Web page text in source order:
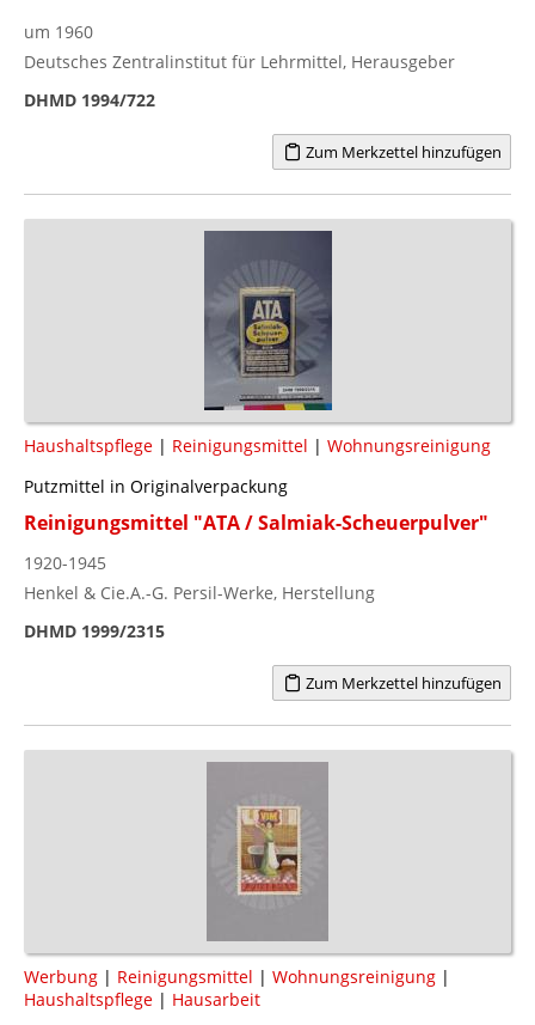
um 1960
Deutsches Zentralinstitut für Lehrmittel, Herausgeber
DHMD 1994/722
Zum Merkzettel hinzufügen
Haushaltspflege | Reinigungsmittel | Wohnungsreinigung
Putzmittel in Originalverpackung
Reinigungsmittel "ATA / Salmiak-Scheuerpulver"
1920-1945
Henkel & Cie.A.-G. Persil-Werke, Herstellung
DHMD 1999/2315
Zum Merkzettel hinzufügen
Werbung | Reinigungsmittel | Wohnungsreinigung |
Haushaltspflege | Hausarbeit